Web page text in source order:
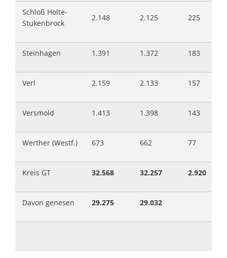
Schloß Holte-
Stukenbrock
2.148 2.125 225
Steinhagen 1.391 1.372 183
Verl 2.159 2.133 157
Versmold 1.413 1.398 143
Werther (Westf.) 673 662 77
Kreis GT 32.568 32.257 2.920
Davon genesen 29.275 29.032